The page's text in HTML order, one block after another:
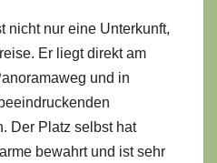
nicht nur eine Unterkunft,
Er liegt direkt am
und in
Der Platz selbst hat
bewahrt und ist sehr